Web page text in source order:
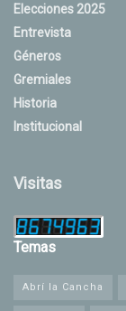
Elecciones 2025
Entrevista
Géneros
Gremiales
Historia
Institucional
Visitas
Temas
Abrí la Cancha